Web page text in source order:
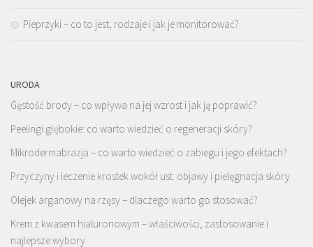
Pieprzyki – co to jest, rodzaje i jak je monitorować?
URODA
Gęstość brody – co wpływa na jej wzrost i jak ją poprawić?
Peelingi głębokie: co warto wiedzieć o regeneracji skóry?
Mikrodermabrazja – co warto wiedzieć o zabiegu i jego efektach?
Przyczyny i leczenie krostek wokół ust: objawy i pielęgnacja skóry
Olejek arganowy na rzęsy – dlaczego warto go stosować?
Krem z kwasem hialuronowym – właściwości, zastosowanie i
najlepsze wybory